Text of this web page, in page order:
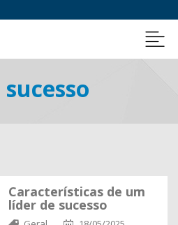
sucesso
Características de um
líder de sucesso